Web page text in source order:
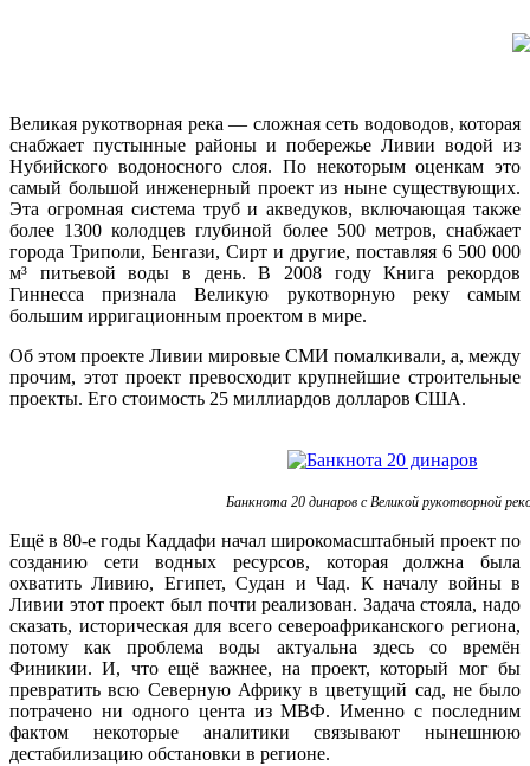
Великая рукотворная река — сложная сеть водоводов, которая
снабжает пустынные районы и побережье Ливии водой из
Нубийского водоносного слоя. По некоторым оценкам это
самый большой инженерный проект из ныне существующих.
Эта огромная система труб и акведуков, включающая также
более 1300 колодцев глубиной более 500 метров, снабжает
города Триполи, Бенгази, Сирт и другие, поставляя 6 500 000
м³ питьевой воды в день. В 2008 году Книга рекордов
Гиннесса признала Великую рукотворную реку самым
большим ирригационным проектом в мире.
Об этом проекте Ливии мировые СМИ помалкивали, а, между
прочим, этот проект превосходит крупнейшие строительные
проекты. Его стоимость 25 миллиардов долларов США.
Банкнота 20 динаров с Великой рукотворной
Ещё в 80-е годы Каддафи начал широкомасштабный проект по
созданию сети водных ресурсов, которая должна была
охватить Ливию, Египет, Судан и Чад. К началу войны в
Ливии этот проект был почти реализован. Задача стояла, надо
сказать, историческая для всего североафриканского региона,
потому как проблема воды актуальна здесь со времён
Финикии. И, что ещё важнее, на проект, который мог бы
превратить всю Северную Африку в цветущий сад, не было
потрачено ни одного цента из МВФ. Именно с последним
фактом некоторые аналитики связывают нынешнюю
дестабилизацию обстановки в регионе.